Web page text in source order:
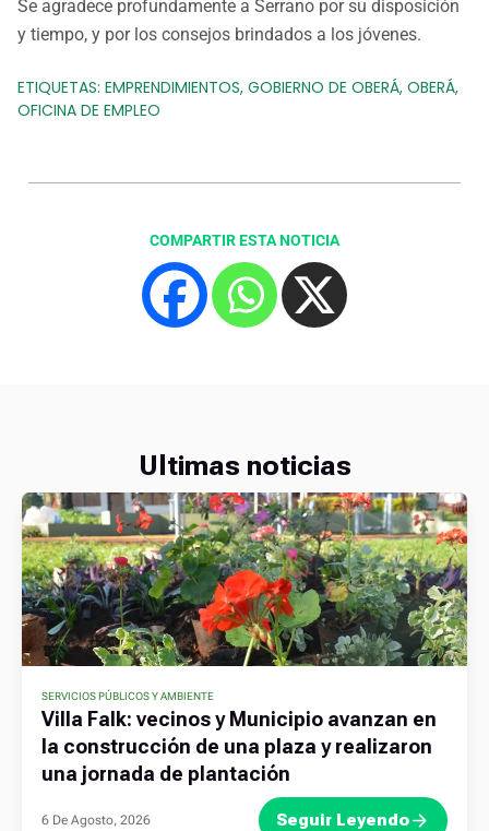
Se agradece profundamente a Serrano por su disposición
y tiempo, y por los consejos brindados a los jóvenes.
ETIQUETAS: EMPRENDIMIENTOS, GOBIERNO DE OBERÁ, OBERÁ,
OFICINA DE EMPLEO
COMPARTIR ESTA NOTICIA
Ultimas noticias
SERVICIOS PÚBLICOS Y AMBIENTE
Villa Falk: vecinos y Municipio avanzan en
la construcción de una plaza y realizaron
una jornada de plantación
6 De Agosto, 2026 Seguir Leyendo